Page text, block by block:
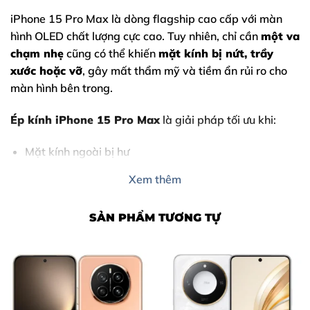
iPhone 15 Pro Max là dòng flagship cao cấp với màn
hình OLED chất lượng cực cao. Tuy nhiên, chỉ cần một va
chạm nhẹ cũng có thể khiến mặt kính bị nứt, trầy
xước hoặc vỡ, gây mất thẩm mỹ và tiềm ẩn rủi ro cho
màn hình bên trong.
Ép kính iPhone 15 Pro Max là giải pháp tối ưu khi:
Mặt kính ngoài bị hư
Màn hình hiển thị và cảm ứng vẫn hoạt động tốt
bằng
máy móc hiện đại – kỹ thuật viên tay nghề
, đảm bảo giữ zin màn hình gốc Apple
, mang lại
trải nghiệm như mới.
Xem thêm
SẢN PHẨM TƯƠNG TỰ